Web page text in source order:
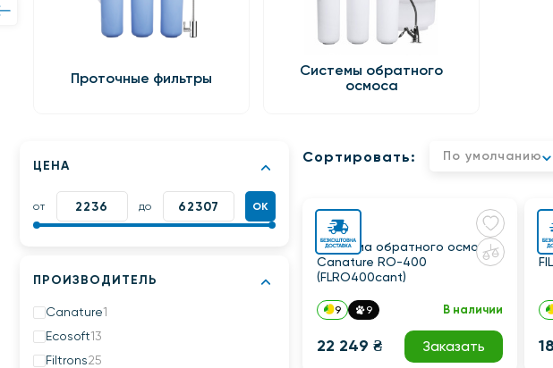
Проточные фильтры
Системы обратного
осмоса
ЦЕНА
от до ОК
ПРОИЗВОДИТЕЛЬ
Canature1
Ecosoft13
Filtrons25
Сортировать: По умолчанию
Система обратного осмоса
Canature RO-400
(FLRO400cant)
9 9 В наличии
22 249 ₴ Заказать